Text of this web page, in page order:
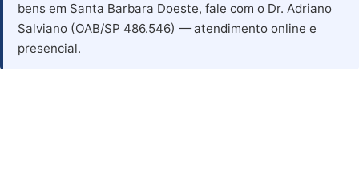
bens em Santa Barbara Doeste, fale com o Dr. Adriano
Salviano (OAB/SP 486.546) — atendimento online e
presencial.